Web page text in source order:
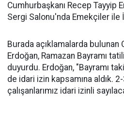
Cumhurbaşkanı Recep Tayyip
Sergi Salonu'nda Emekçiler ile
Burada açıklamalarda bulunan
Erdoğan, Ramazan Bayramı
duyurdu. Erdoğan, "Bayramı
de idari izin kapsamına aldık.
çalışanlarımız idari izinli